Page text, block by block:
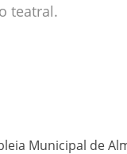
teatral.
Municipal de